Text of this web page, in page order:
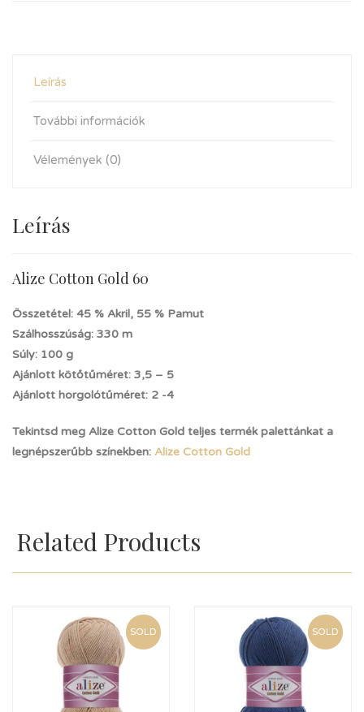
Leírás
További információk
Vélemények (0)
Leírás
Alize Cotton Gold 60
Összetétel: 45 % Akril, 55 % Pamut
Szálhosszúság: 330 m
Súly: 100 g
Ajánlott kötőtűméret: 3,5 – 5
Ajánlott horgolótűméret: 2 -4
Tekintsd meg Alize Cotton Gold teljes termék palettánkat a
legnépszerűbb színekben: Alize Cotton Gold
Related Products
SOLD SOLD